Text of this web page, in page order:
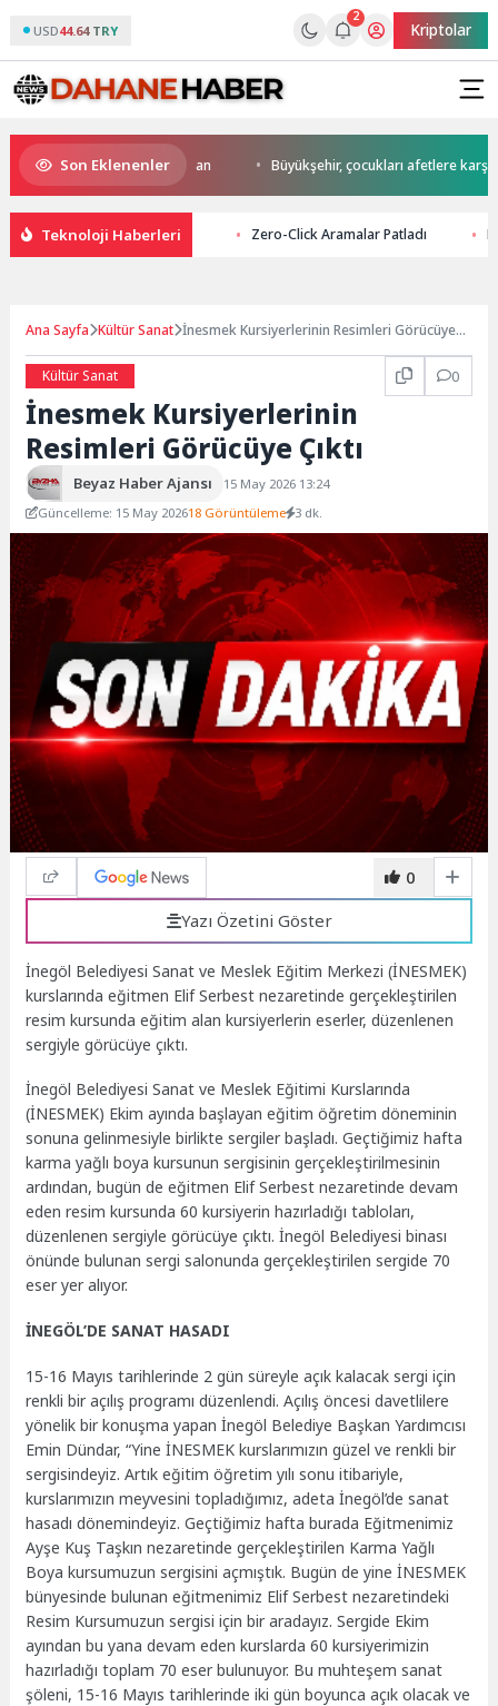
USD44.64 TRY
2
Kriptolar
Son Eklenenler
start Başkan Büyükakın’dan Büyükşehir, çocukları afetlere karşı
Teknoloji Haberleri Zero-Click Aramalar Patladı
Ana Sayfa Kültür Sanat İnesmek Kursiyerlerinin Resimleri Görücüye
Kültür Sanat
0
İnesmek Kursiyerlerinin
Resimleri Görücüye Çıktı
Beyaz Haber Ajansı
15 May 2026 13:24
Güncelleme: 15 May 202618 Görüntüleme 3 dk.
0
Yazı Özetini Göster
İnegöl Belediyesi Sanat ve Meslek Eğitim Merkezi (İNESMEK)
kurslarında eğitmen Elif Serbest nezaretinde gerçekleştirilen
resim kursunda eğitim alan kursiyerlerin eserler, düzenlenen
sergiyle görücüye çıktı.
İnegöl Belediyesi Sanat ve Meslek Eğitimi Kurslarında
(İNESMEK) Ekim ayında başlayan eğitim öğretim döneminin
sonuna gelinmesiyle birlikte sergiler başladı. Geçtiğimiz hafta
karma yağlı boya kursunun sergisinin gerçekleştirilmesinin
ardından, bugün de eğitmen Elif Serbest nezaretinde devam
eden resim kursunda 60 kursiyerin hazırladığı tabloları,
düzenlenen sergiyle görücüye çıktı. İnegöl Belediyesi binası
önünde bulunan sergi salonunda gerçekleştirilen sergide 70
eser yer alıyor.
İNEGÖL’DE SANAT HASADI
15-16 Mayıs tarihlerinde 2 gün süreyle açık kalacak sergi için
renkli bir açılış programı düzenlendi. Açılış öncesi davetlilere
yönelik bir konuşma yapan İnegöl Belediye Başkan Yardımcısı
Emin Dündar, “Yine İNESMEK kurslarımızın güzel ve renkli bir
sergisindeyiz. Artık eğitim öğretim yılı sonu itibariyle,
kurslarımızın meyvesini topladığımız, adeta İnegöl’de sanat
hasadı dönemindeyiz. Geçtiğimiz hafta burada Eğitmenimiz
Ayşe Kuş Taşkın nezaretinde gerçekleştirilen Karma Yağlı
Boya kursumuzun sergisini açmıştık. Bugün de yine İNESMEK
bünyesinde bulunan eğitmenimiz Elif Serbest nezaretindeki
Resim Kursumuzun sergisi için bir aradayız. Sergide Ekim
ayından bu yana devam eden kurslarda 60 kursiyerimizin
hazırladığı toplam 70 eser bulunuyor. Bu muhteşem sanat
şöleni, 15-16 Mayıs tarihlerinde iki gün boyunca açık olacak ve